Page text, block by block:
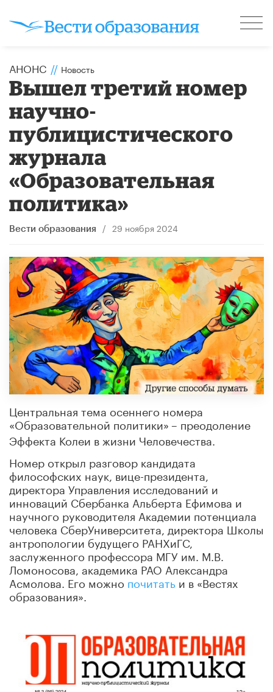
АНОНС // Новость
Вышел третий номер
научно-
публицистического
журнала
«Образовательная
политика»
Вести образования / 29 ноября 2024
Центральная тема осеннего номера
«Образовательной политики» – преодоление
Эффекта Колеи в жизни Человечества.
Номер открыл разговор кандидата
философских наук, вице-президента,
директора Управления исследований и
инноваций Сбербанка Альберта Ефимова и
научного руководителя Академии потенциала
человека СберУниверситета, директора Школы
антропологии будущего РАНХиГС,
заслуженного профессора МГУ им. М.В.
Ломоносова, академика РАО Александра
Асмолова. Его можно почитать и в «Вестях
образования».